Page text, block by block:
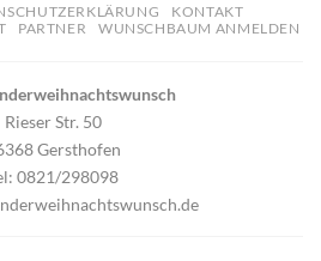
KONTAKT
PARTNER WUNSCHBAUM ANMELDEN
Rieser Str. 50
Gersthofen
0821/298098